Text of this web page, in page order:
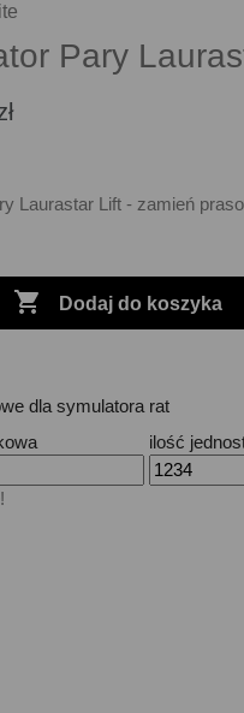
Pary
Laurastar Lift - zamień
 Dodaj do koszyka
dla symulatora rat
ilość